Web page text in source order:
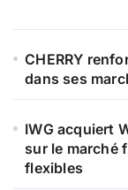
CHERRY
dans ses
IWG acquiert
sur le marché
flexibles